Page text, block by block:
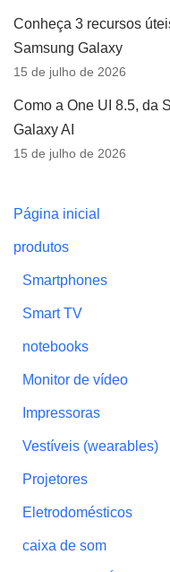
Conheça 3 recursos
Samsung Galaxy
15 de julho de 2026
Como a One UI 8.5, da
Galaxy AI
15 de julho de 2026
Página inicial
produtos
Smartphones
Smart TV
notebooks
Monitor de vídeo
Impressoras
Vestíveis (wearables)
Projetores
Eletrodomésticos
caixa de som